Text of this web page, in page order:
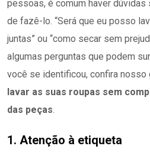
pessoas, é comum haver
de fazê-lo. “Será que eu posso
juntas” ou “como secar sem
algumas perguntas que podem
você se identificou, confira nosso
lavar as suas roupas sem
das peças.
1. Atenção à etiqueta